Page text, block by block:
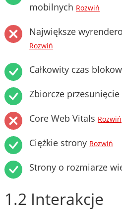
mobilnych Rozwiń
Największe
Rozwiń
Całkowity czas
Zbiorcze przesunięcie
Core Web Vitals Rozwiń
Ciężkie strony Rozwiń
Strony o rozmiarze
1.2 Interakcje